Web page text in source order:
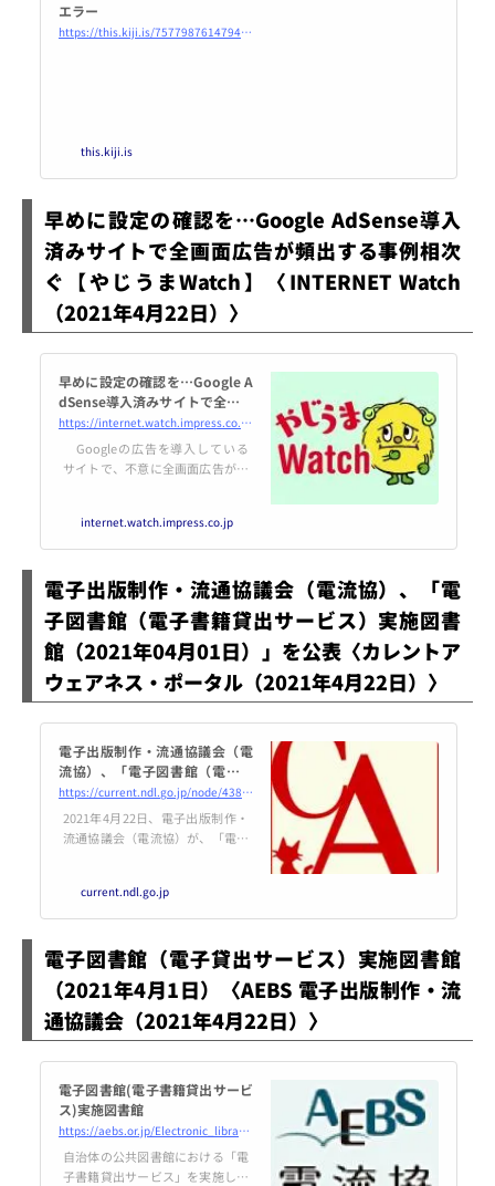
エラー
https://this.kiji.is/757798761479454720?c=491375730748638305
this.kiji.is
早めに設定の確認を…Google AdSense導入
済みサイトで全画面広告が頻出する事例相次
ぐ【やじうまWatch】〈INTERNET Watch
（2021年4月22日）〉
早めに設定の確認を…Google A
dSense導入済みサイトで全画面
広告が頻出する事例相次ぐ【や
じうまWatch】
https://internet.watch.impress.co.jp/docs/yajiuma/1320358.html
Googleの広告を導入している
サイトで、不意に全画面広告が表
internet.watch.impress.co.jp
電子出版制作・流通協議会（電流協）、「電
子図書館（電子書籍貸出サービス）実施図書
館（2021年04月01日）」を公表〈カレントア
ウェアネス・ポータル（2021年4月22日）〉
電子出版制作・流通協議会（電
流協）、「電子図書館（電子書
籍貸出サービス）実施図書館（2
021年04月01日）」を公表
https://current.ndl.go.jp/node/43867
2021年4月22日、電子出版制作・
流通協議会（電流協）が、「電子
日）」を公表しました。前回2021
年1月1日時点と比べ、実施自治体
館（電子書籍
current.ndl.go.jp
電子図書館（電子貸出サービス）実施図書館
（2021年4月1日）〈AEBS 電子出版制作・流
通協議会（2021年4月22日）〉
電子図書館(電子書籍貸出サービ
ス)実施図書館
https://aebs.or.jp/Electronic_library_introduction_record.html
自治体の公共図書館における「電
子書籍貸出サービス」を実施して